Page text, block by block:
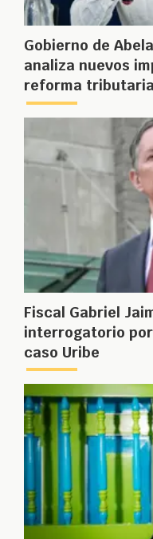
Gobierno de
analiza nuevos
reforma tributaria
Fiscal Gabriel
interrogatorio
caso Uribe